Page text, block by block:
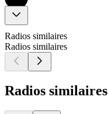
Radios similaires
Radios similaires
Radios similaires